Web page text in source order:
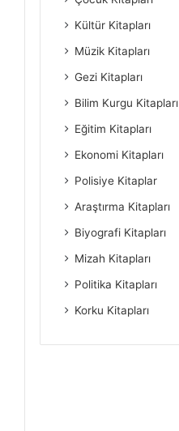
Kültür Kitapları
Müzik Kitapları
Gezi Kitapları
Bilim Kurgu Kitapları
Eğitim Kitapları
Ekonomi Kitapları
Polisiye Kitaplar
Araştırma Kitapları
Biyografi Kitapları
Mizah Kitapları
Politika Kitapları
Korku Kitapları